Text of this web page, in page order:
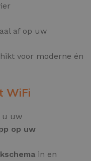
af op uw
voor moderne én
WiFi
u uw
op uw
in en